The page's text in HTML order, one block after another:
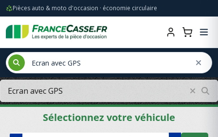
Pièces auto & moto d'occasion · économie circulaire
Sélectionnez votre véhicule